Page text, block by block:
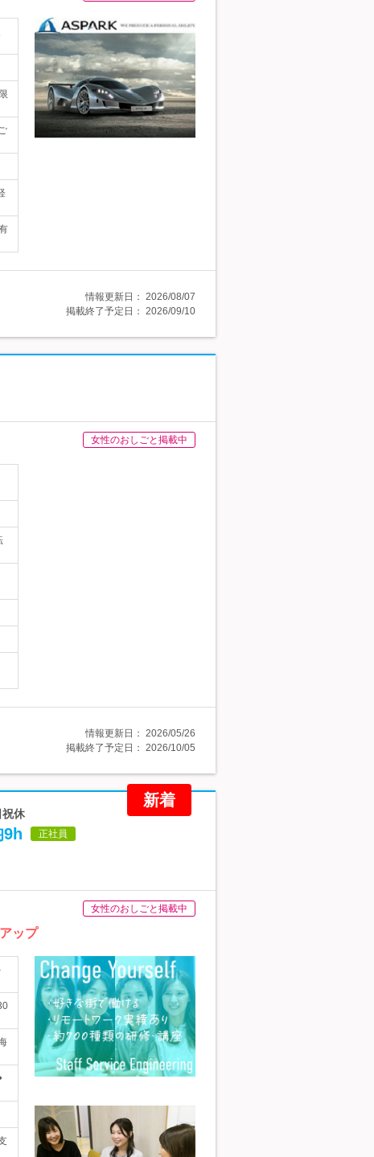
情報更新日： 2026/08/07
掲載終了予定日： 2026/09/10
女性のおしごと掲載中
情報更新日： 2026/05/26
掲載終了予定日： 2026/10/05
新着
休
9h 正社員
女性のおしごと掲載中
ップ